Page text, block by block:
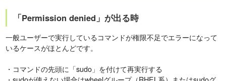
「Permission denied」が出る時
一般ユーザーで実行しているコマンドが権限不足でエラーになって
いるケースがほとんどです。
・コマンドの先頭に「sudo」を付けて再実行する